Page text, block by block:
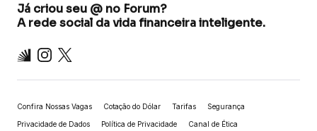
Já criou seu @ no Forum?
A rede social da vida financeira inteligente.
Inter Instagram
X
Confira Nossas Vagas Cotação do Dólar Tarifas Segurança
Privacidade de Dados Política de Privacidade Canal de Ética